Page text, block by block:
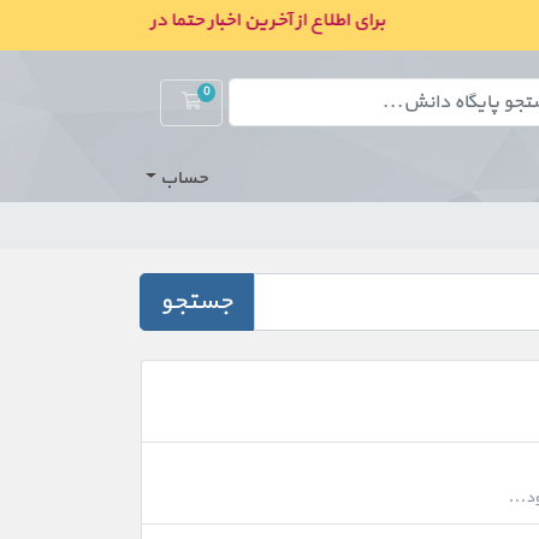
برای اطلاع از آخرین اخبار حتما در کانال ما در بله عضو
0
حساب
جستجو